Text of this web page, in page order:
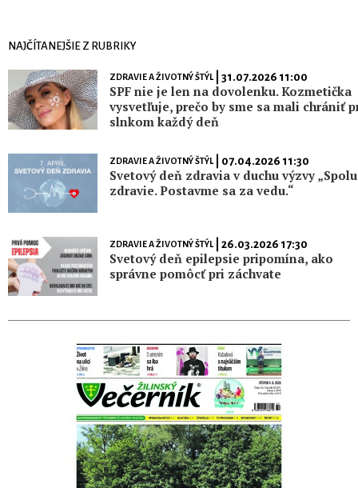
NAJČÍTANEJŠIE Z RUBRIKY
ZDRAVIE A ŽIVOTNÝ ŠTÝL| 31.07.2026 11:00
SPF nie je len na dovolenku. Kozmetička
vysvetľuje, prečo by sme sa mali chrániť
slnkom každý deň
ZDRAVIE A ŽIVOTNÝ ŠTÝL| 07.04.2026 11:30
Svetový deň zdravia v duchu výzvy
zdravie. Postavme sa za vedu.“
ZDRAVIE A ŽIVOTNÝ ŠTÝL| 26.03.2026 17:30
Svetový deň epilepsie pripomína, ako
správne pomôcť pri záchvate